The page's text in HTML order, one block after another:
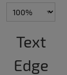
Text
Edge